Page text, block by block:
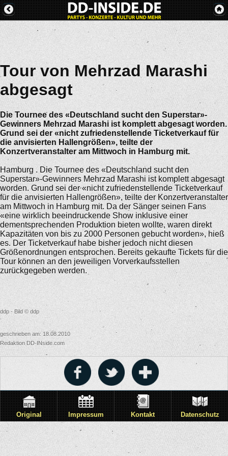
Tour von Mehrzad Marashi
abgesagt
Die Tournee des «Deutschland sucht den Superstar»-
Gewinners Mehrzad Marashi ist komplett abgesagt worden.
Grund sei der «nicht zufriedenstellende Ticketverkauf für
die anvisierten Hallengrößen», teilte der
Konzertveranstalter am Mittwoch in Hamburg mit.
Hamburg . Die Tournee des «Deutschland sucht den
Superstar»-Gewinners Mehrzad Marashi ist komplett abgesagt
worden. Grund sei der «nicht zufriedenstellende Ticketverkauf
für die anvisierten Hallengrößen», teilte der Konzertveranstalter
am Mittwoch in Hamburg mit. Da der Sänger seinen Fans
«eine wirklich beeindruckende Show inklusive einer
dementsprechenden Produktion bieten wollte, waren direkt
Kapazitäten von bis zu 2000 Personen gebucht worden», hieß
es. Der Ticketverkauf habe bisher jedoch nicht diesen
Größenordnungen entsprochen. Bereits gekaufte Tickets für die
Tour können an den jeweiligen Vorverkaufsstellen
zurückgegeben werden.
ddp - Bild © ddp
geschrieben am: 18.08.2010
Redaktion DD-INside.com
Original Impressum Kontakt Datenschutz